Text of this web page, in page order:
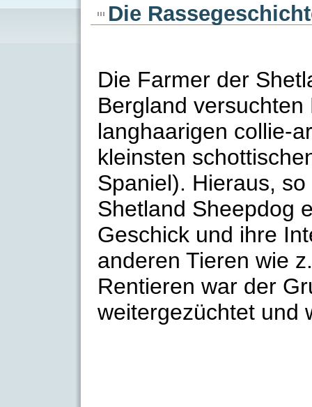
Die
Die Farmer der
Bergland
langhaarigen collie-
kleinsten
Spaniel). Hieraus,
Shetland Sheepdog
Geschick und ihre
anderen Tieren wie
Rentieren war der
weitergezüchtet und